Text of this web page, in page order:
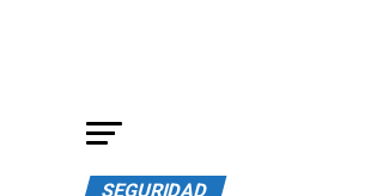
SEGURIDAD